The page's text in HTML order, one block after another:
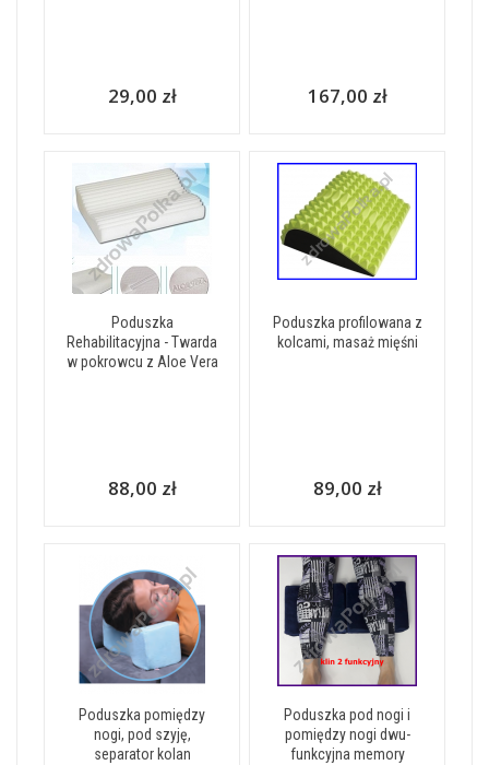
29,00 zł 167,00 zł
Poduszka
Rehabilitacyjna - Twarda
w pokrowcu z Aloe Vera
88,00 zł
Poduszka profilowana z
kolcami, masaż mięśni
89,00 zł
Poduszka pomiędzy
nogi, pod szyję,
separator kolan
Poduszka pod nogi i
pomiędzy nogi dwu-
funkcyjna memory